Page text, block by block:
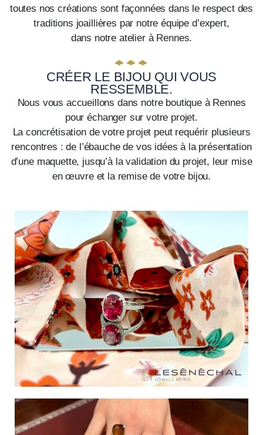
toutes nos créations sont façonnées dans le respect des
traditions joaillières par notre équipe d’expert,
dans notre atelier à Rennes.
CRÉER LE BIJOU QUI VOUS
RESSEMBLE.
Nous vous accueillons dans notre boutique à Rennes
pour échanger sur votre projet.
La concrétisation de votre projet peut requérir plusieurs
rencontres : de l’ébauche de vos idées à la présentation
d’une maquette, jusqu’à la validation du projet, leur mise
en œuvre et la remise de votre bijou.